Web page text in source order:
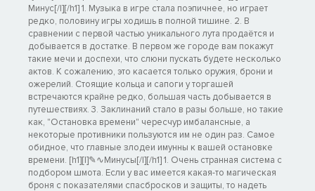
Минус[/I][/h1] 1. Музыка в игре стала поэпичнее, но играет
редко, половину игры ходишь в полной тишине. 2. В
сравнении с первой частью уникального лута продаётся и
добывается в достатке. В первом же городе вам покажут
такие мечи и доспехи, что слюни пускать будете несколько
актов. К сожалению, это касается только оружия, брони и
ожерелий. Стоящие кольца и сапоги у торгашей
встречаются крайне редко, большая часть добывается в
путешествиях. 3. Заклинаний стало в разы больше, но такие
как, "Остановка времени" чересчур имбалансные, а
некоторые противники пользуются им не один раз. Самое
обидное, что главные злодеи имунны к вашей остановке
времени. [h1][I]✎∿Минусы[/I][/h1] 1. Очень странная система с
подбором шмота. Если у вас имеется какая-то магическая
броня с показателями спасбросков и защиты, то надеть